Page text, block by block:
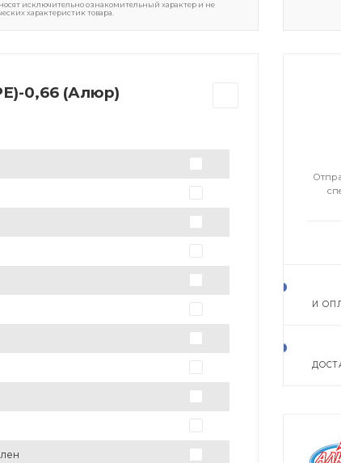
исключительно ознакомительный характер и не
характеристик товара.
0,66 (Алюр)
И